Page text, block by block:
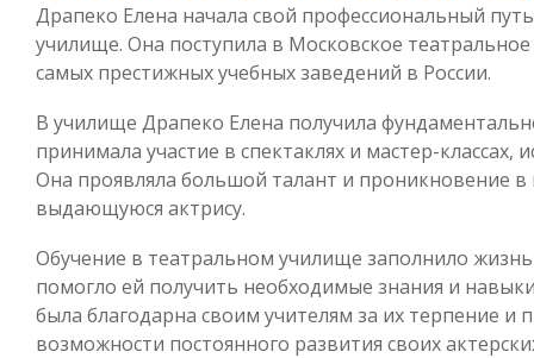
Драпеко Елена начала свой профессиональный
училище. Она поступила в Московское
самых престижных учебных заведений в России.
В училище Драпеко Елена получила
принимала участие в спектаклях и мастер-
Она проявляла большой талант и проникновение в
выдающуюся актрису.
Обучение в театральном училище заполнило
помогло ей получить необходимые знания и
была благодарна своим учителям за их терпение и
возможности постоянного развития своих